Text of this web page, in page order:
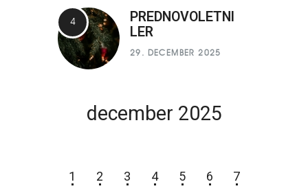
PREDNOVOLETNI
LER
29. DECEMBER 2025
december 2025
1
2 3 4 5 6
7